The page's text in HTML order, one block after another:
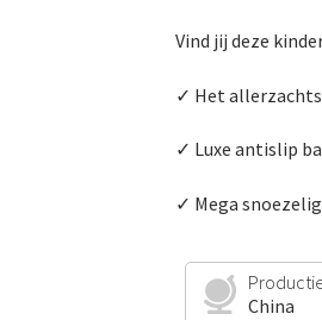
Vind jij deze
✓ Het
✓ Luxe antislip
✓ Mega snoezelig
China